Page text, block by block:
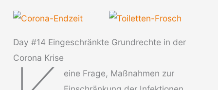
Day #14 Eingeschränkte Grundrechte in der
Corona Krise
eine Frage, Maßnahmen zur